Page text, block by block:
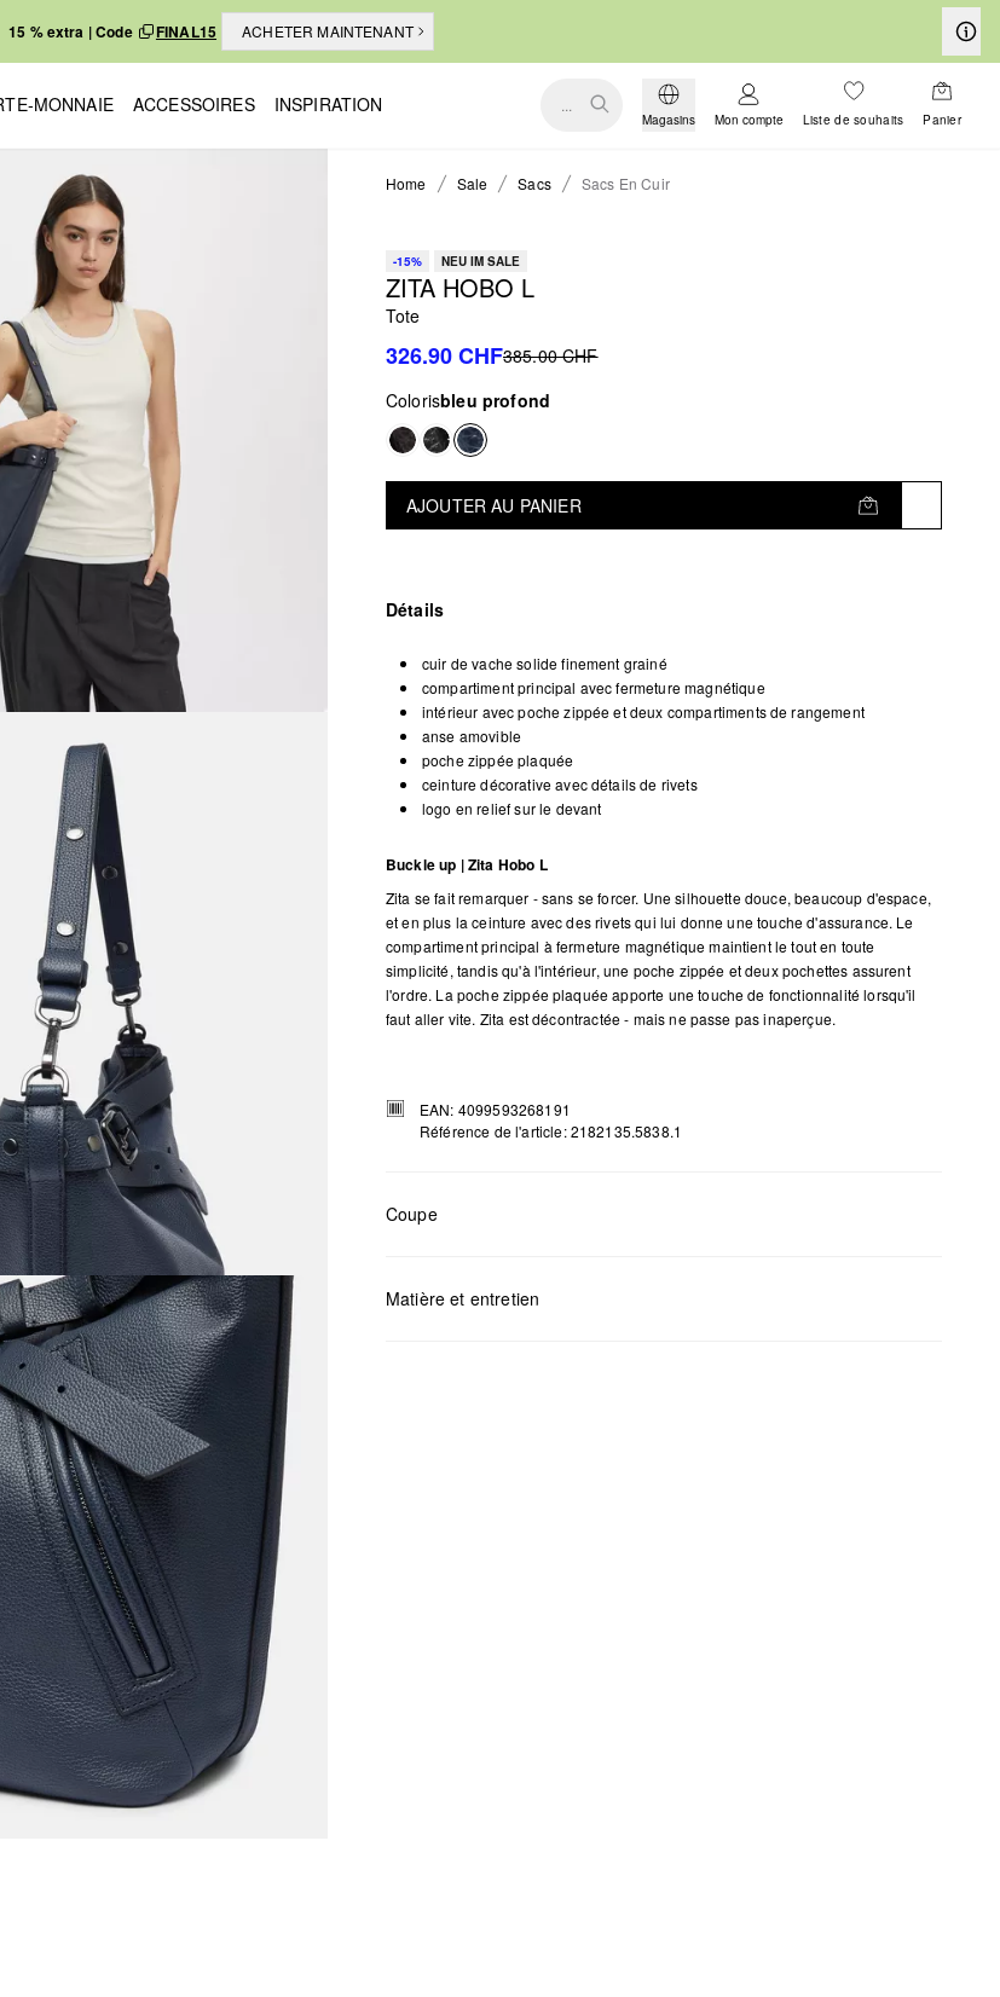
15 % extra | Code FINAL15 ACHETER MAINTENANT
MONNAIE ACCESSOIRES INSPIRATION ...
Magasins Mon compte Liste de souhaits Panier
Home Sale Sacs Sacs En Cuir
-15% NEU IM SALE
ZITA HOBO L
Tote
326.90 CHF385.00 CHF
Colorisbleu profond
AJOUTER AU PANIER
Détails
cuir de vache solide finement grainé
compartiment principal avec fermeture magnétique
intérieur avec poche zippée et deux compartiments de rangement
anse amovible
poche zippée plaquée
ceinture décorative avec détails de rivets
logo en relief sur le devant
Buckle up | Zita Hobo L
Zita se fait remarquer - sans se forcer. Une silhouette douce, beaucoup d'espace,
et en plus la ceinture avec des rivets qui lui donne une touche d'assurance. Le
compartiment principal à fermeture magnétique maintient le tout en toute
simplicité, tandis qu'à l'intérieur, une poche zippée et deux pochettes assurent
l'ordre. La poche zippée plaquée apporte une touche de fonctionnalité lorsqu'il
faut aller vite. Zita est décontractée - mais ne passe pas inaperçue.
EAN: 4099593268191
Référence de l'article: 2182135.5838.1
Coupe
Matière et entretien